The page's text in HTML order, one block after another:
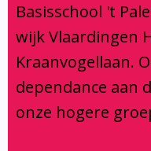
Het Team
Ouderraad
Privacy
Contact
Onderwijs dat
Logopedie
Centrum voor
Actueel
Social Schools
BSO / PSZ
Contact
Basisschool 't
wijk Vlaardingen
Kraanvogellaan.
dependance aan
onze hogere